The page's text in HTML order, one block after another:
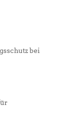
bei